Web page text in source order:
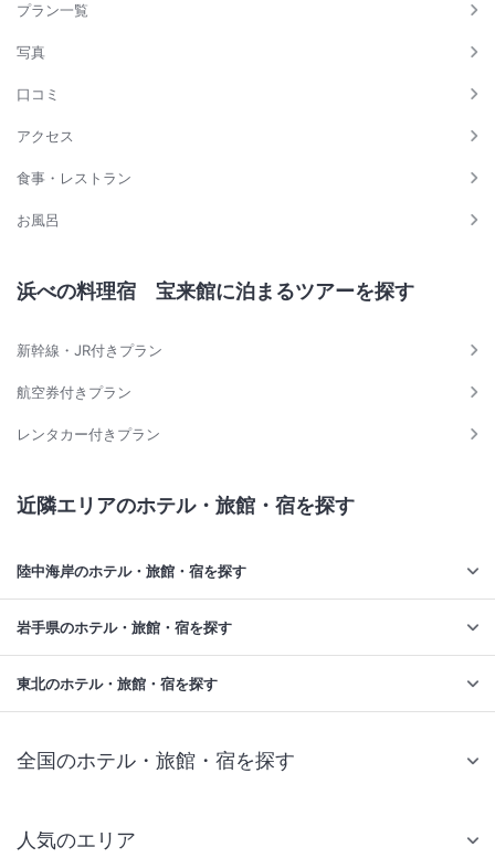
プラン一覧
写真
口コミ
アクセス
食事・レストラン
お風呂
浜べの料理宿 宝来館に泊まるツアーを探す
新幹線・JR付きプラン
航空券付きプラン
レンタカー付きプラン
近隣エリアのホテル・旅館・宿を探す
陸中海岸のホテル・旅館・宿を探す
岩手県のホテル・旅館・宿を探す
東北のホテル・旅館・宿を探す
全国のホテル・旅館・宿を探す
人気のエリア